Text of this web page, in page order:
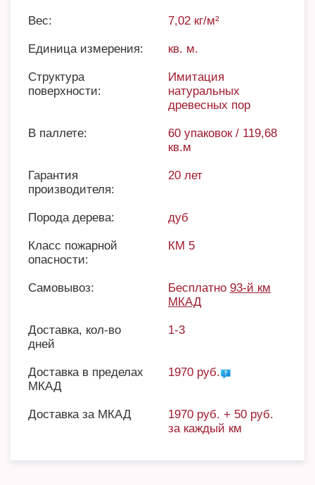
Вес: 7,02 кг/м²
Единица измерения: кв. м.
Структура
поверхности:
Имитация
натуральных
древесных пор
В паллете:
60 упаковок / 119,68
кв.м
Гарантия
производителя:
20 лет
Порода дерева: дуб
Класс пожарной
опасности:
КМ 5
Самовывоз: Бесплатно 93-й км
МКАД
Доставка, кол-во
дней
1-3
Доставка в пределах
МКАД
1970 руб.
Доставка за МКАД
1970 руб. + 50 руб.
за каждый км